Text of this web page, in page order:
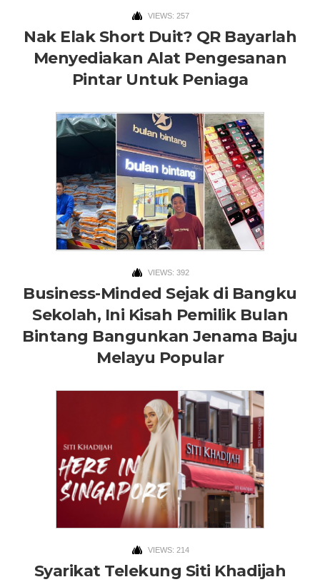
VIEWS: 257
Nak Elak Short Duit? QR Bayarlah
Menyediakan Alat Pengesanan
Pintar Untuk Peniaga
VIEWS: 392
Business-Minded Sejak di Bangku
Sekolah, Ini Kisah Pemilik Bulan
Bintang Bangunkan Jenama Baju
Melayu Popular
VIEWS: 214
Syarikat Telekung Siti Khadijah